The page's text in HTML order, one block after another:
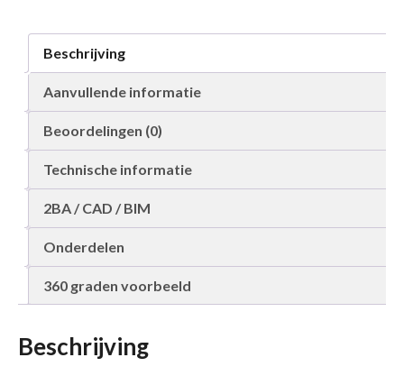
Beschrijving
Aanvullende informatie
Beoordelingen (0)
Technische informatie
2BA / CAD / BIM
Onderdelen
360 graden voorbeeld
Beschrijving